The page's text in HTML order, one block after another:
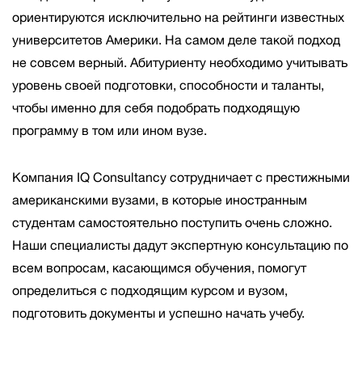
ориентируются исключительно на рейтинги известных
университетов Америки. На самом деле такой подход
не совсем верный. Абитуриенту необходимо учитывать
уровень своей подготовки, способности и таланты,
чтобы именно для себя подобрать подходящую
программу в том или ином вузе.
Компания IQ Consultancy сотрудничает с престижными
американскими вузами, в которые иностранным
студентам самостоятельно поступить очень сложно.
Наши специалисты дадут экспертную консультацию по
всем вопросам, касающимся обучения, помогут
определиться с подходящим курсом и вузом,
подготовить документы и успешно начать учебу.